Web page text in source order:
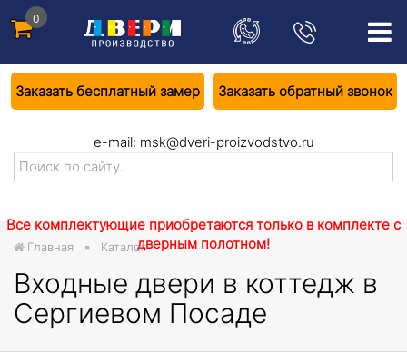
0
Заказать бесплатный замер Заказать обратный звонок
e-mail: msk@dveri-proizvodstvo.ru
Все комплектующие приобретаются только в комплекте с
дверным полотном!
Главная Каталог
Входные двери в коттедж в
Сергиевом Посаде